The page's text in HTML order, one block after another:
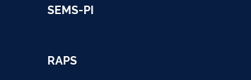
SEMS-PI
RAPS